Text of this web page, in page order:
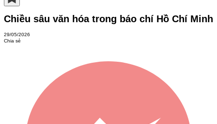
Chiều sâu văn hóa trong báo chí Hồ Chí Minh
29/05/2026
Chia sẻ